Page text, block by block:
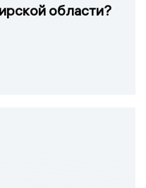
области?